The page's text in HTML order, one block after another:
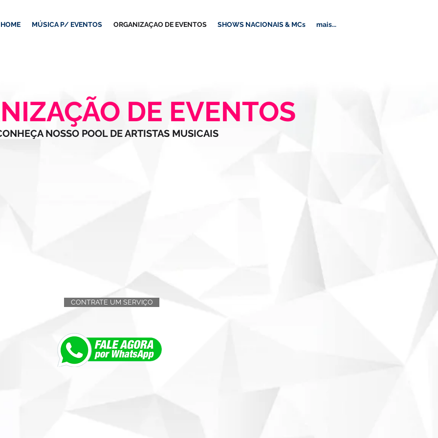
HOME MÚSICA P/ EVENTOS ORGANIZAÇAO DE EVENTOS SHOWS NACIONAIS & MCs mais...
DE EVENTOS
NOSSO POOL DE ARTISTAS MUSICAIS
CONTRATE UM SERVIÇO